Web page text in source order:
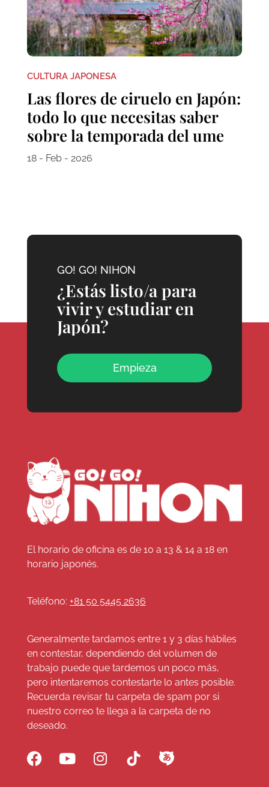
CULTURA JAPONESA
Las flores de ciruelo en Japón:
todo lo que necesitas saber
sobre la temporada del ume
18 - Feb - 2026
GO! GO! NIHON
¿Estás listo/a para
vivir y estudiar en
Japón?
Empieza
El horario de oficina es de 10 a 13 & 14 a 18 en
horario japonés.
Teléfono: +81 50 5445 2636
Generalmente tardamos entre 1 y 3 días hábiles
en contestar, dependiendo del volumen de
trabajo puede que tardemos un poco más,
pero intentaremos contestarte lo antes posible.
Recuerda revisar tu carpeta de spam por si
nuestro correo te llega a la carpeta de no
deseado.